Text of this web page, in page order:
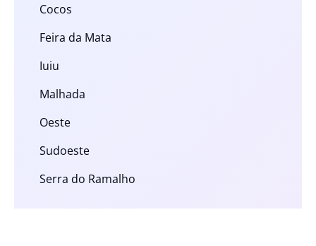
Cocos
Feira da Mata
Iuiu
Malhada
Oeste
Sudoeste
Serra do Ramalho